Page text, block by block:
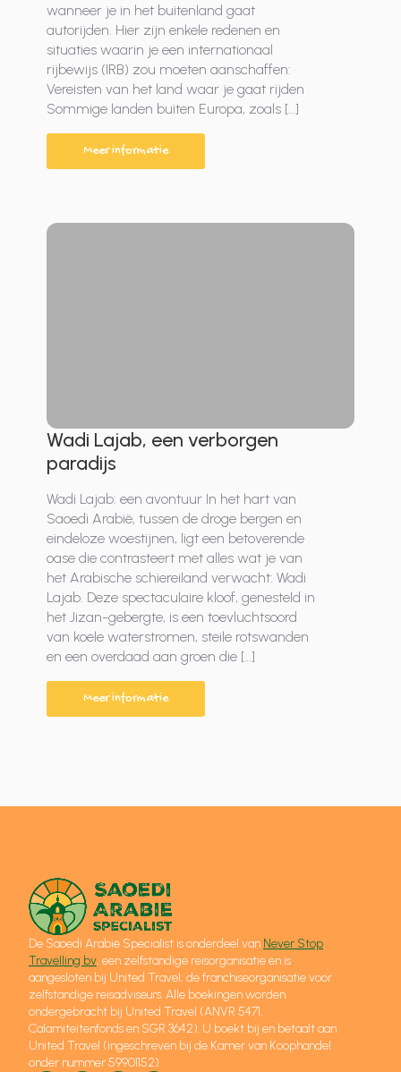
wanneer je in het buitenland gaat
autorijden. Hier zijn enkele redenen en
situaties waarin je een internationaal
rijbewijs (IRB) zou moeten aanschaffen:
Vereisten van het land waar je gaat rijden
Sommige landen buiten Europa, zoals […]
Meer informatie
Wadi Lajab, een verborgen
paradijs
Wadi Lajab: een avontuur In het hart van
Saoedi Arabië, tussen de droge bergen en
eindeloze woestijnen, ligt een betoverende
oase die contrasteert met alles wat je van
het Arabische schiereiland verwacht: Wadi
Lajab. Deze spectaculaire kloof, genesteld in
het Jizan-gebergte, is een toevluchtsoord
van koele waterstromen, steile rotswanden
en een overdaad aan groen die […]
Meer informatie
De Saoedi Arabië Specialist is onderdeel van Never Stop
Travelling bv, een zelfstandige reisorganisatie en is
aangesloten bij United Travel; de franchiseorganisatie voor
zelfstandige reisadviseurs. Alle boekingen worden
ondergebracht bij United Travel (ANVR 5471,
Calamiteitenfonds en SGR 3642). U boekt bij en betaalt aan
United Travel (ingeschreven bij de Kamer van Koophandel
onder nummer 59901152).